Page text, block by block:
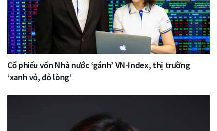
Cổ phiếu vốn Nhà nước ‘gánh’ VN-Index, thị trường
‘xanh vỏ, đỏ lòng’